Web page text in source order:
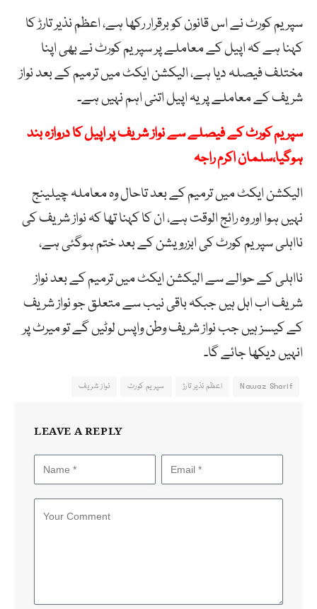
سپریم کورٹ نے اس قانون کو برقرار رکھا ہے، اعظم نذیر تارڑ کا
کہنا ہے کہ اپیل کے معاملے پر سپریم کورٹ نے بھی اپنا
مختلف فیصلہ دیا ہے، الیکشن ایکٹ میں ترمیم کے بعد نواز
شریف کے معاملے پر یہ اپیل اتنی اہم نہیں ہے۔
سپریم کورٹ کے فیصلے سے نواز شریف پر اپیل کا دروازہ بند
ہوگیا،سلمان اکرم راجہ
الیکشن ایکٹ میں ترمیم کے بعد تاحال وہ معاملہ چیلینج
نہیں ہوا اور وہ رائج الوقت ہے، ان کا کہنا تھا کہ نواز شریف کی
نااہلی سپریم کورٹ کی ابزرویشن کے بعد ختم ہوگئی ہے،
نااہلی کے حوالے سے الیکشن ایکٹ میں ترمیم کے بعد نواز
شریف اب اہل ہیں جبکہ باقی نیب سے متعلق جو نواز شریف
کے کیسز ہیں جب نواز شریف وطن واپس لوٹیں گے تو میرٹ پر
انہیں دیکھا جائے گا۔
Nawaz Sharif اعظم نذیر تارڑ سپریم کورٹ نواز شریف
LEAVE A REPLY